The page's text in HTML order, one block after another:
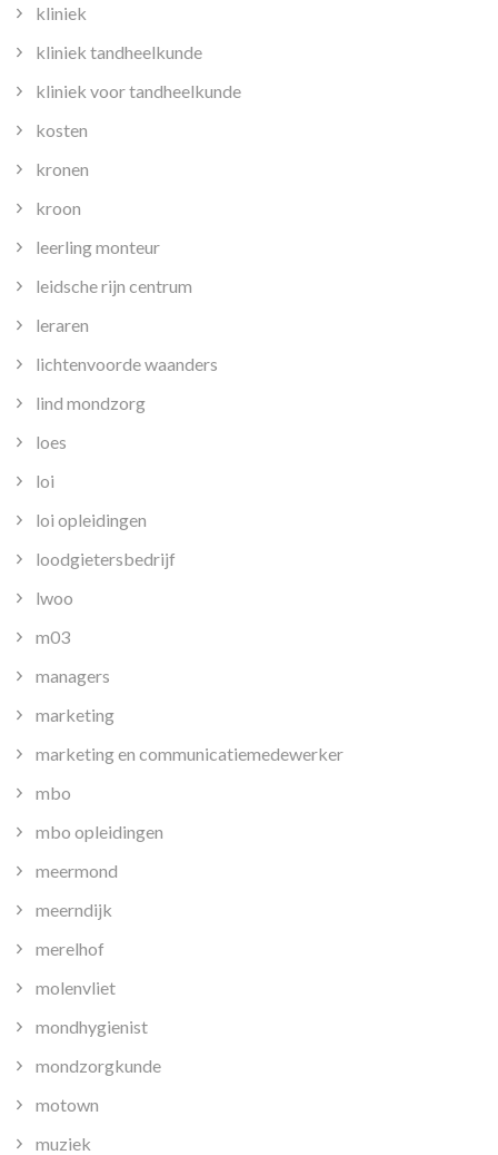
kliniek
kliniek tandheelkunde
kliniek voor tandheelkunde
kosten
kronen
kroon
leerling monteur
leidsche rijn centrum
leraren
lichtenvoorde waanders
lind mondzorg
loes
loi
loi opleidingen
loodgietersbedrijf
lwoo
m03
managers
marketing
marketing en communicatiemedewerker
mbo
mbo opleidingen
meermond
meerndijk
merelhof
molenvliet
mondhygienist
mondzorgkunde
motown
muziek